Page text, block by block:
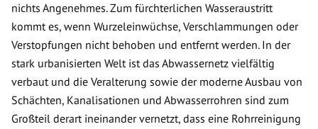
nichts Angenehmes. Zum fürchterlichen Wasseraustritt
kommt es, wenn Wurzeleinwüchse, Verschlammungen oder
Verstopfungen nicht behoben und entfernt werden. In der
stark urbanisierten Welt ist das Abwassernetz vielfältig
verbaut und die Veralterung sowie der moderne Ausbau von
Schächten, Kanalisationen und Abwasserrohren sind zum
Großteil derart ineinander vernetzt, dass eine Rohrreinigung